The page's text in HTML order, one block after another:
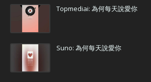
Topmediai: 為何每天說愛你
Suno: 為何每天說愛你